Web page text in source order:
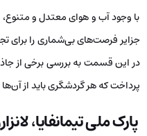
با وجود آب و هوای معتدل و
جزایر فرصت‌های بی‌شماری را برای
در این قسمت به بررسی برخی از
پرداخت که هر گردشگری باید از آن‌ها
پارک ملی تیمانفایا،